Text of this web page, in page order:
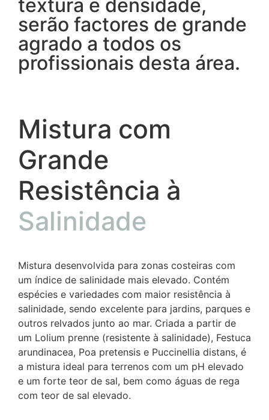
textura e densidade,
serão factores de grande
agrado a todos os
profissionais desta área.
Mistura com
Grande
Resistência à
Salinidade
Mistura desenvolvida para zonas costeiras com
um índice de salinidade mais elevado. Contém
espécies e variedades com maior resistência à
salinidade, sendo excelente para jardins, parques e
outros relvados junto ao mar. Criada a partir de
um Lolium prenne (resistente à salinidade), Festuca
arundinacea, Poa pretensis e Puccinellia distans, é
a mistura ideal para terrenos com um pH elevado
e um forte teor de sal, bem como águas de rega
com teor de sal elevado.